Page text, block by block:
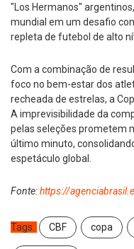
"Los Hermanos"
mundial em um desafio
repleta de futebol de alto
Com a combinação de
foco no bem-estar dos
recheada de estrelas, a
A imprevisibilidade da
pelas seleções prometem
último minuto,
espetáculo global.
Fonte:https://
Tags: CBF copa